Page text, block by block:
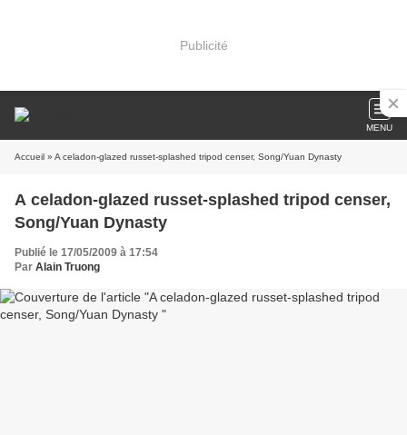
Publicité
MENU
Accueil » A celadon-glazed russet-splashed tripod censer, Song/Yuan Dynasty
A celadon-glazed russet-splashed tripod censer,
Song/Yuan Dynasty
Publié le 17/05/2009 à 17:54
Par Alain Truong